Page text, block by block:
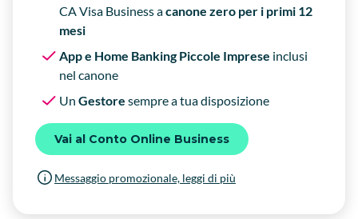
CAVisa Business acanone zero per i primi 12
mesi
App e Home Banking Piccole Imprese inclusi
nel canone
Un Gestore sempre a tua disposizione
Vai al Conto Online Business
Messaggio promozionale, leggi di più